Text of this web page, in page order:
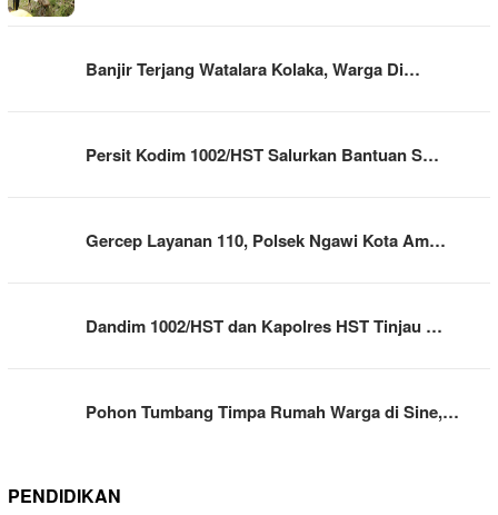
Banjir Terjang Watalara Kolaka, Warga Di…
Persit Kodim 1002/HST Salurkan Bantuan S…
Gercep Layanan 110, Polsek Ngawi Kota Am…
Dandim 1002/HST dan Kapolres HST Tinjau …
Pohon Tumbang Timpa Rumah Warga di Sine,…
PENDIDIKAN